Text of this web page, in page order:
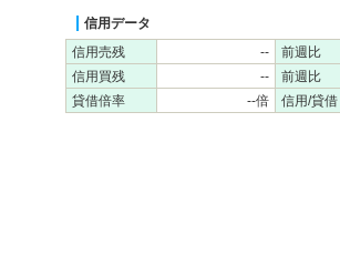
信用データ
信用売残
--
前週比
信用買残
--
前週比
貸借倍率
--倍 信用/貸借